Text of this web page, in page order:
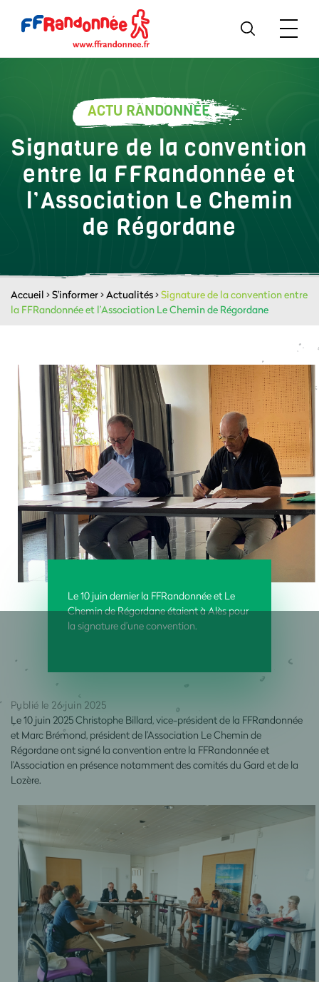
ACTU RANDONNÉE
Signature de la convention
entre la FFRandonnée et
l’Association Le Chemin
de Régordane
Accueil >S'informer>Actualités>Signature de la convention entre
la FFRandonnée et l’Association Le Chemin de Régordane
Le 10 juin dernier la FFRandonnée et Le
Chemin de Régordane étaient à Alès pour
la signature d’une convention.
Publié le 26 juin 2025
Le 10 juin 2025 Christophe Billard, vice-président de la FFRandonnée
et Marc Brémond, président de l’Association Le Chemin de
Régordane ont signé la convention entre la FFRandonnée et
l’Association en présence notamment des comités du Gard et de la
Lozère.